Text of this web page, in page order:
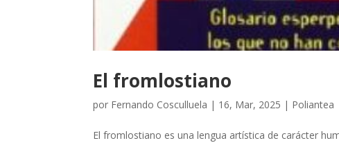
El fromlostiano
por Fernando Cosculluela | 16, Mar, 2025 | Poliantea
El fromlostiano es una lengua artística de carácter